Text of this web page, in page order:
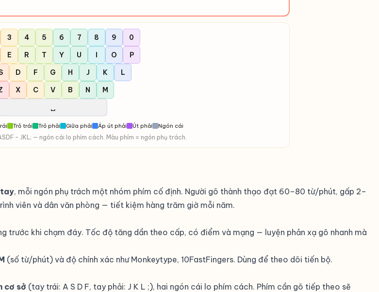
3 4 5 6 7 8 9
0
E R T Y U I O
P
D F G H J K
L
X C V B N
M
␣
Trỏ trái Trỏ phải Giữa phải Áp út phải Út phải Ngón cái
– JKL; — ngón cái lo phím cách. Màu phím = ngón phụ trách.
tay, mỗi ngón phụ trách một nhóm phím cố định. Người gõ thành thạo đạt 60–80 từ/phút, gấp 2–
viên và dân văn phòng — tiết kiệm hàng trăm giờ mỗi năm.
trước khi chạm đáy. Tốc độ tăng dần theo cấp, có điểm và mạng — luyện phản xạ gõ nhanh mà
(số từ/phút) và độ chính xác như Monkeytype, 10FastFingers. Dùng để theo dõi tiến bộ.
cơ sở (tay trái: A S D F, tay phải: J K L ;), hai ngón cái lo phím cách. Phím cần gõ tiếp theo sẽ